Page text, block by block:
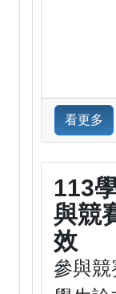
看更多
113
與競
效
參與